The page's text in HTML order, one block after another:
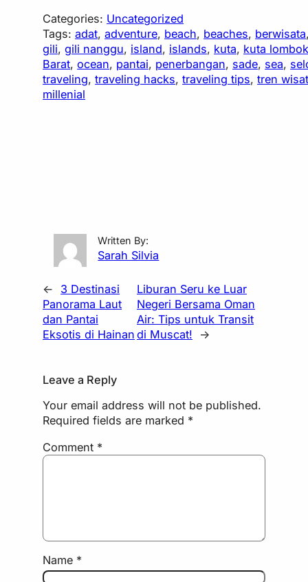
Categories: Uncategorized
Tags:adat, adventure, beach, beaches, berwisata
gili, gili nanggu, island, islands, kuta, kuta
Barat, ocean, pantai, penerbangan, sade, sea,
traveling, traveling hacks, traveling tips, tren
millenial
Written By:
Sarah Silvia
←
3 Destinasi
Panorama Laut
dan Pantai
Eksotis di Hainan
Liburan Seru ke Luar
Negeri Bersama Oman
Air: Tips untuk Transit
di Muscat!
→
Leave a Reply
Your email address will not be published.
Required fields are marked *
Comment *
Name *